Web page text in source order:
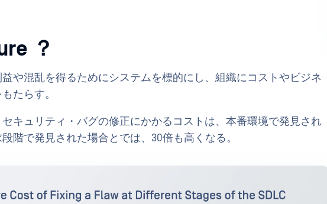
？
や混乱を得るためにシステムを標的にし、組織にコストやビジネ
たらす。
キュリティ・バグの修正にかかるコストは、本番環境で発見され
階で発見された場合とでは、30倍も高くなる。